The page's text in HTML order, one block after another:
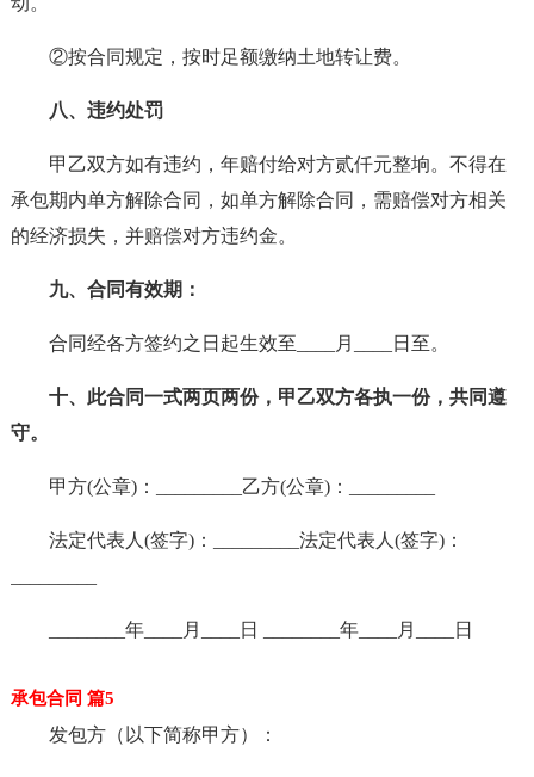
②按合同规定，按时足额缴纳土地转让费。
八、违约处罚
甲乙双方如有违约，年赔付给对方贰仟元整垧。不得在
承包期内单方解除合同，如单方解除合同，需赔偿对方相关
的经济损失，并赔偿对方违约金。
九、合同有效期：
合同经各方签约之日起生效至____月____日至。
十、此合同一式两页两份，甲乙双方各执一份，共同遵
守。
甲方(公章)：_________乙方(公章)：_________
法定代表人(签字)：_________法定代表人(签字)：
________年____月____日 ________年____月____日
承包合同 篇5
发包方（以下简称甲方）：